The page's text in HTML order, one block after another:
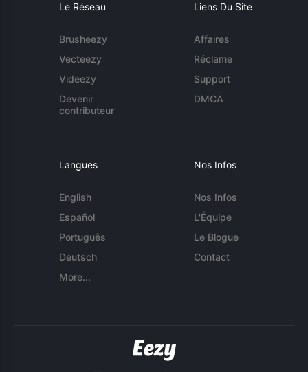
Le Réseau
Brusheezy
Vecteezy
Videezy
Devenir
contributeur
Liens Du Site
Affaires
Réclame
Support
DMCA
Langues
English
Español
Português
Deutsch
More...
Nos Infos
Nos Infos
L'Équipe
Le Blogue
Contact